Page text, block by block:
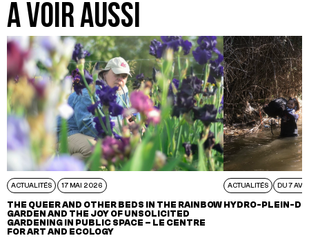
A VOIR AUSSI
ACTUALITÉS 17 MAI 2026
THE QUEER AND OTHER BEDS IN THE RAINBOW
GARDEN AND THE JOY OF UNSOLICITED
GARDENING IN PUBLIC SPACE – LE CENTRE
FOR ART AND ECOLOGY
ACTUALITÉS DU 7
HYDRO-PLEIN-